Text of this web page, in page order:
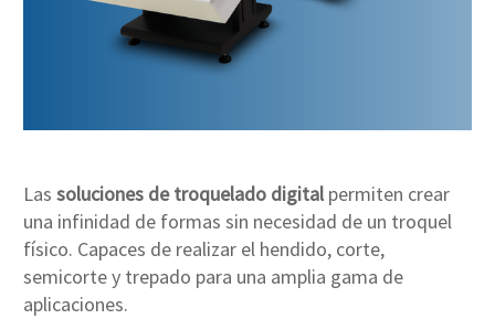
Las soluciones de troquelado digitalpermiten crear
una infinidad de formas sin necesidad de un troquel
físico. Capaces de realizar el hendido, corte,
semicorte y trepado para una amplia gama de
aplicaciones.